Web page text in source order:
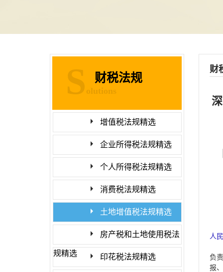
财税法规
S olutions
增值税法规精选
企业所得税法规精选
个人所得税法规精选
消费税法规精选
土地增值税法规精选
房产税和土地使用税法
规精选 印花税法规精选
财
人
负
报